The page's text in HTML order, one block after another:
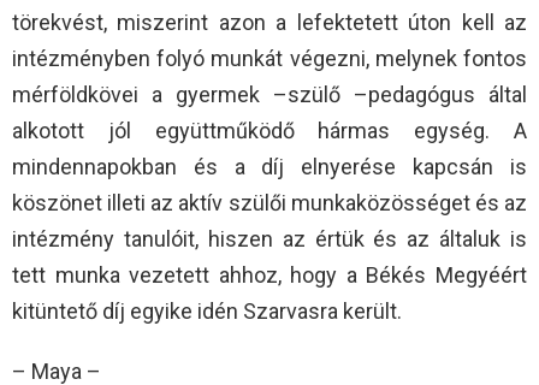
törekvést, miszerint azon a lefektetett úton kell az
intézményben folyó munkát végezni, melynek fontos
mérföldkövei a gyermek –szülő –pedagógus által
alkotott jól együttműködő hármas egység. A
mindennapokban és a díj elnyerése kapcsán is
köszönet illeti az aktív szülői munkaközösséget és az
intézmény tanulóit, hiszen az értük és az általuk is
tett munka vezetett ahhoz, hogy a Békés Megyéért
kitüntető díj egyike idén Szarvasra került.
– Maya –